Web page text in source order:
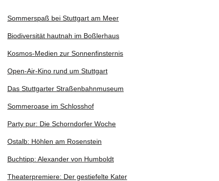
Sommerspaß bei Stuttgart am Meer
Biodiversität hautnah im Boßlerhaus
Kosmos-Medien zur Sonnenfinsternis
Open-Air-Kino rund um Stuttgart
Das Stuttgarter Straßenbahnmuseum
Sommeroase im Schlosshof
Party pur: Die Schorndorfer Woche
Ostalb: Höhlen am Rosenstein
Buchtipp: Alexander von Humboldt
Theaterpremiere: Der gestiefelte Kater